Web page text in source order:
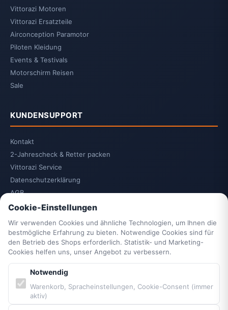
Vittorazi Motoren
Vittorazi Ersatzteile
Airconception Paramotor
Piloten Kleidung
Events & Testivals
Motorschirm Reisen
Sale
KUNDENSUPPORT
Kontakt
2-Jahrescheck & Retter packen
Vittorazi Service
Datenschutzerklärung
AGB
Widerrufsrecht
Impressum
Cookie-Einstellungen
Barrierefreiheit
Sitemap
PARTNER & MARKEN
Cookie-Einstellungen
Wir verwenden Cookies und ähnliche Technologien, um Ihnen die
bestmögliche Erfahrung zu bieten. Notwendige Cookies sind für
den Betrieb des Shops erforderlich. Statistik- und Marketing-
Cookies helfen uns, unser Angebot zu verbessern.
Notwendig
Warenkorb, Spracheinstellungen, Cookie-Consent (immer
aktiv)